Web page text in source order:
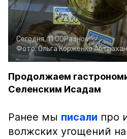
Сегодня, 11:00Разное
Фото:Ольга Корженко
Продолжаем
Селенским Исадам
Ранее мы писали про
волжских угощений